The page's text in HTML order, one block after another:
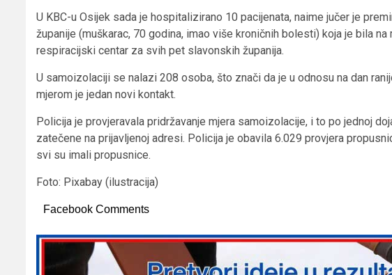
U KBC-u Osijek sada je hospitalizirano 10 pacijenata, naime jučer je
županije (muškarac, 70 godina, imao više kroničnih bolesti) koja je bila
respiracijski centar za svih pet slavonskih županija.
U samoizolaciji se nalazi 208 osoba, što znači da je u odnosu na dan
mjerom je jedan novi kontakt.
Policija je provjeravala pridržavanje mjera samoizolacije, i to po jednoj
zatečene na prijavljenoj adresi. Policija je obavila 6.029 provjera
svi su imali propusnice.
Foto: Pixabay (ilustracija)
Facebook Comments